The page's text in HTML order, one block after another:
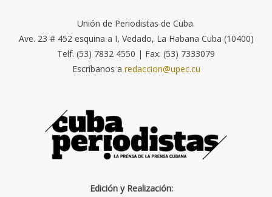
Unión de Periodistas de Cuba.
Ave. 23 # 452 esquina a I, Vedado, La Habana Cuba (10400)
Telf. (53) 7832 4550 | Fax: (53) 7333079
Escríbanos a redaccion@upec.cu
Edición y Realización: